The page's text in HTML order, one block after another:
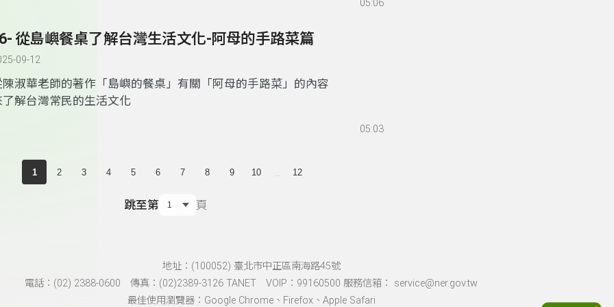
05:06
從島嶼餐桌了解台灣生活文化-阿母的手路菜篇
09-12
陳淑華老師的著作 「島嶼的餐桌」有關「阿母的手路菜」 的內容
了解台灣常民的生活文化
05:03
1 2 3 4 5 6 7 8 9 10 12
跳至第 頁
地址：(100052) 臺北市中正區南海路45號
電話：(02) 2388-0600 傳真：(02)2389-3126 TANET VOIP：99160500 服務信箱： service@ner.gov.tw
最佳使用瀏覽器：Google Chrome、Firefox、Apple Safari